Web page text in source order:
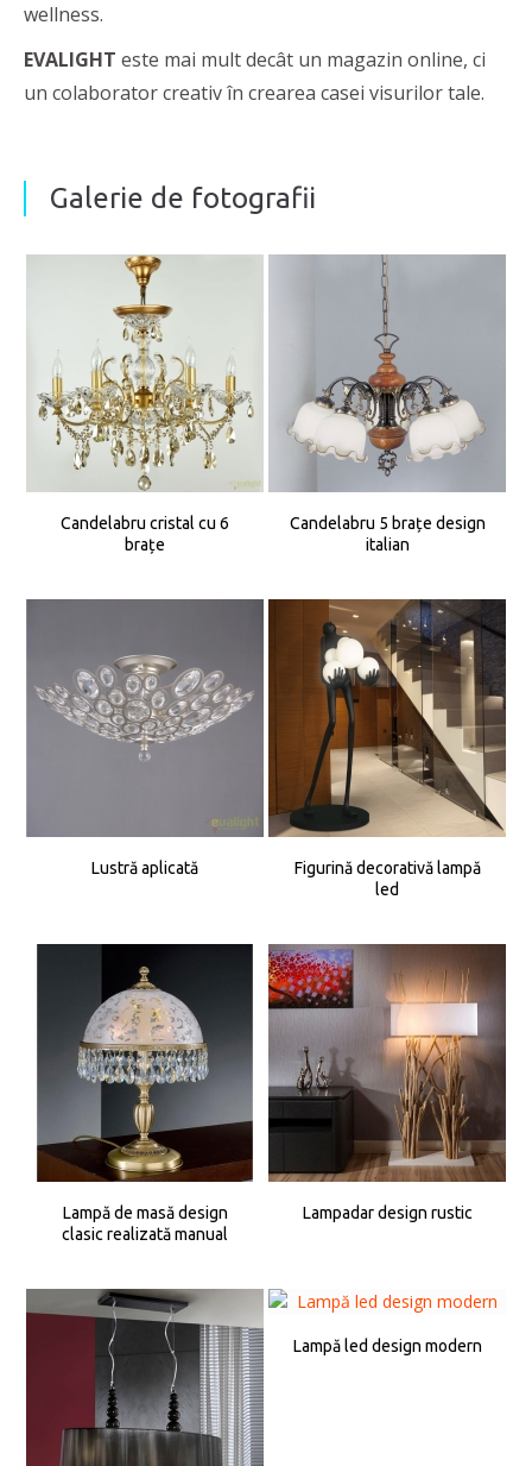
wellness.
EVALIGHT este mai mult decât un magazin online, ci
un colaborator creativ în crearea casei visurilor tale.
Galerie de fotografii
Candelabru cristal cu 6
brațe
Candelabru 5 brațe design
italian
Lustră aplicată
Figurină decorativă lampă
led
Lampă de masă design
clasic realizată manual
Lampadar design rustic
Lampă led design modern